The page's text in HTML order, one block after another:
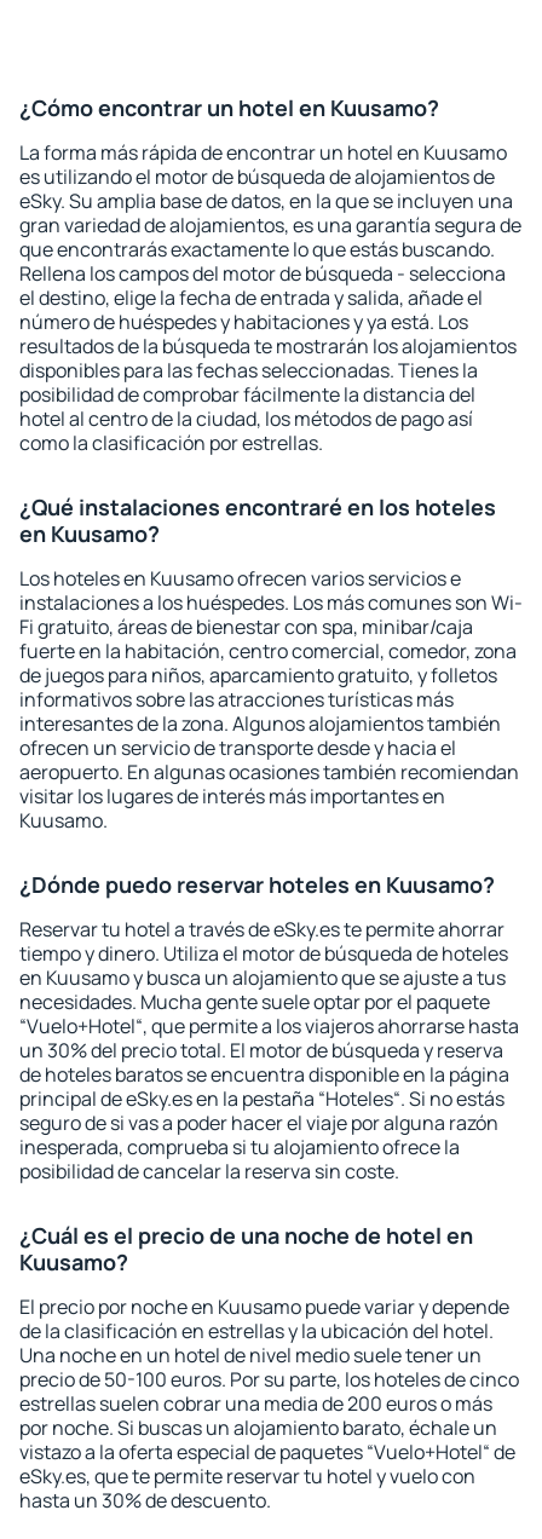
¿Cómo encontrar un hotel en Kuusamo?
La forma más rápida de encontrar un hotel en Kuusamo
es utilizando el motor de búsqueda de alojamientos de
eSky. Su amplia base de datos, en la que se incluyen una
gran variedad de alojamientos, es una garantía segura de
que encontrarás exactamente lo que estás buscando.
Rellena los campos del motor de búsqueda - selecciona
el destino, elige la fecha de entrada y salida, añade el
número de huéspedes y habitaciones y ya está. Los
resultados de la búsqueda te mostrarán los alojamientos
disponibles para las fechas seleccionadas. Tienes la
posibilidad de comprobar fácilmente la distancia del
hotel al centro de la ciudad, los métodos de pago así
como la clasificación por estrellas.
¿Qué instalaciones encontraré en los hoteles
en Kuusamo?
Los hoteles en Kuusamo ofrecen varios servicios e
instalaciones a los huéspedes. Los más comunes son Wi-
Fi gratuito, áreas de bienestar con spa, minibar/caja
fuerte en la habitación, centro comercial, comedor, zona
de juegos para niños, aparcamiento gratuito, y folletos
informativos sobre las atracciones turísticas más
interesantes de la zona. Algunos alojamientos también
ofrecen un servicio de transporte desde y hacia el
aeropuerto. En algunas ocasiones también recomiendan
visitar los lugares de interés más importantes en
Kuusamo.
¿Dónde puedo reservar hoteles en Kuusamo?
Reservar tu hotel a través de eSky.es te permite ahorrar
tiempo y dinero. Utiliza el motor de búsqueda de hoteles
en Kuusamo y busca un alojamiento que se ajuste a tus
necesidades. Mucha gente suele optar por el paquete
“Vuelo+Hotel“, que permite a los viajeros ahorrarse hasta
un 30% del precio total. El motor de búsqueda y reserva
de hoteles baratos se encuentra disponible en la página
principal de eSky.es en la pestaña “Hoteles“. Si no estás
seguro de si vas a poder hacer el viaje por alguna razón
inesperada, comprueba si tu alojamiento ofrece la
posibilidad de cancelar la reserva sin coste.
¿Cuál es el precio de una noche de hotel en
Kuusamo?
El precio por noche en Kuusamo puede variar y depende
de la clasificación en estrellas y la ubicación del hotel.
Una noche en un hotel de nivel medio suele tener un
precio de 50-100 euros. Por su parte, los hoteles de cinco
estrellas suelen cobrar una media de 200 euros o más
por noche. Si buscas un alojamiento barato, échale un
vistazo a la oferta especial de paquetes “Vuelo+Hotel“ de
eSky.es, que te permite reservar tu hotel y vuelo con
hasta un 30% de descuento.